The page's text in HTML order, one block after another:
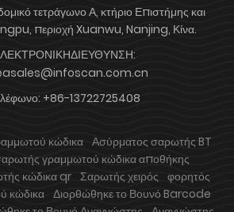
τετράγωνο Α, κτήριο Επιστήμης και
περιοχή Xuanwu, Nanjing, Κίνα.
+86-13722725408
κώδικα Ασύρματος σαρωτής BT
γραμμωτού κώδικα αποθήκης
κώδικα qr Σαρωτής χειρός φορητός
κώδικα Διορθώθηκε το Βουνό Barcode